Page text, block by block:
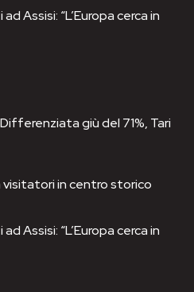
Assisi: “L’Europa cerca in
giù del 71%, Tari
visitatori in centro storico
Assisi: “L’Europa cerca in